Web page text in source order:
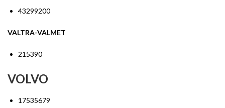
43299200
VALTRA-VALMET
215390
VOLVO
17535679